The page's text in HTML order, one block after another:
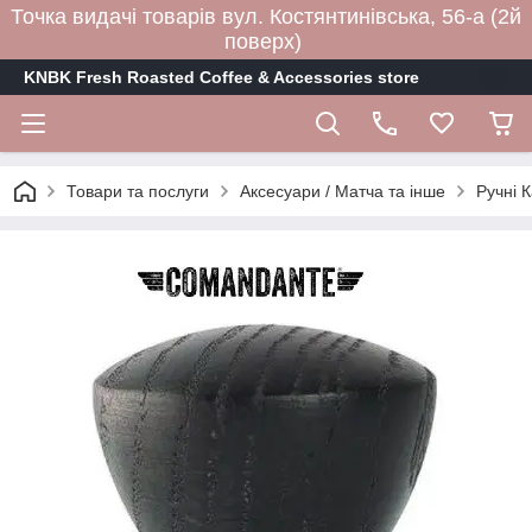
Точка видачі товарів вул. Костянтинівська, 56-а (2й
поверх)
KNBK Fresh Roasted Coffee & Accessories store
Товари та послуги Аксесуари / Матча та інше Ручні